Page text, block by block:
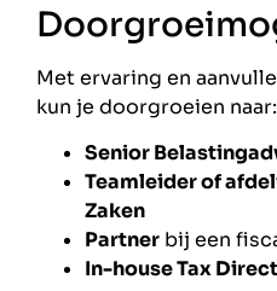
Met ervaring en
kun je doorgroeien naar:
Senior
Teamleider of
Zaken
Partner bij een
In-house Tax